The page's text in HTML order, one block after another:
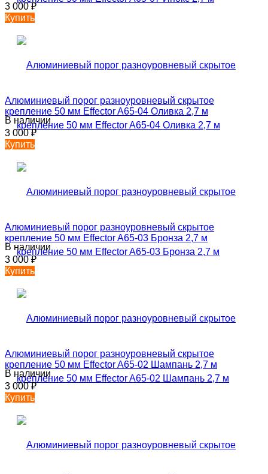
3 000₽
Купить
Алюминиевый порог разноуровневый скрытое
крепление 50 мм Effector A65-04 Оливка 2,7 м
В наличии
3 000₽
Купить
Алюминиевый порог разноуровневый скрытое
крепление 50 мм Effector A65-03 Бронза 2,7 м
В наличии
3 000₽
Купить
Алюминиевый порог разноуровневый скрытое
крепление 50 мм Effector A65-02 Шампань 2,7 м
В наличии
3 000₽
Купить